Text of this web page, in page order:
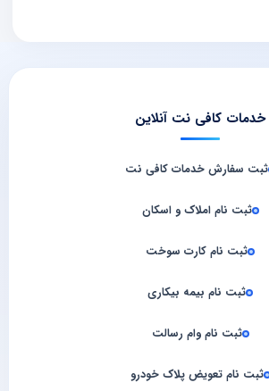
خدمات کافی نت آنلاین
ثبت سفارش خدمات کافی‌ نت
ثبت نام املاک و اسکان
ثبت نام کارت سوخت
ثبت نام بیمه بیکاری
ثبت نام وام رسالت
ثبت نام تعویض پلاک خودرو